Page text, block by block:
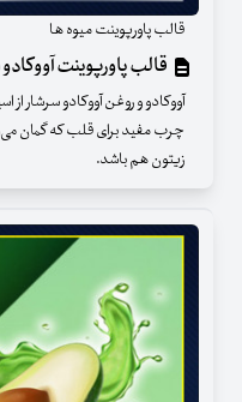
قالب پاورپوینت میوه ها
قالب پاورپوینت آووکادو
آووکادو و روغن آووکادو سرشار
چرب مفید برای قلب که گمان
زیتون هم باشد.